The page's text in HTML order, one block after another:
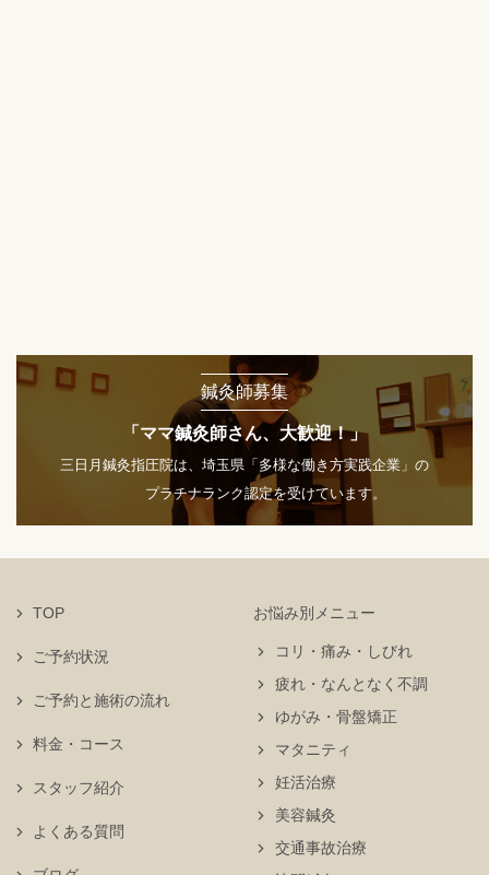
鍼灸師募集
「ママ鍼灸師さん、大歓迎！」
三日月鍼灸指圧院は、埼玉県「多様な働き方実践企業」の
プラチナランク認定を受けています。
TOP
ご予約状況
お悩み別メニュー
コリ・痛み・しびれ
疲れ・なんとなく不調
ゆがみ・骨盤矯正
マタニティ
妊活治療
美容鍼灸
交通事故治療
ご予約と施術の流れ
料金・コース
スタッフ紹介
よくある質問